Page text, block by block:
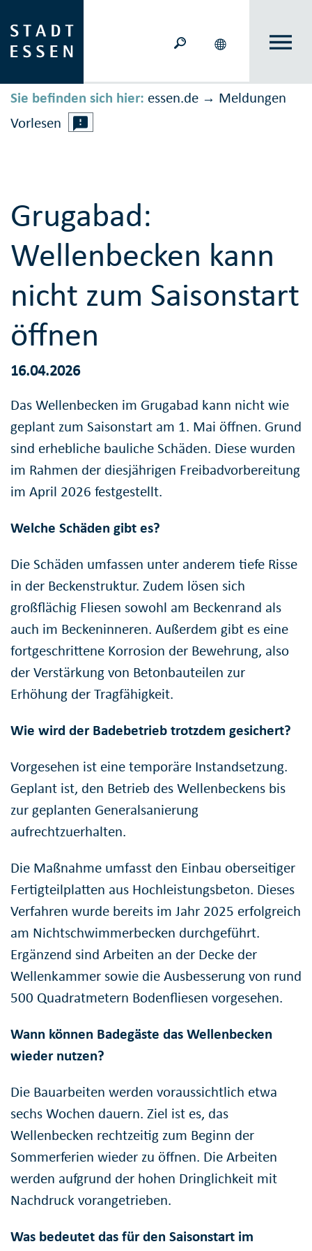
Sie befinden sich hier: essen.de → Meldungen
Vorlesen
Grugabad:
Wellenbecken kann
nicht zum Saisonstart
öffnen
16.04.2026
Das Wellenbecken im Grugabad kann nicht wie
geplant zum Saisonstart am 1. Mai öffnen. Grund
sind erhebliche bauliche Schäden. Diese wurden
im Rahmen der diesjährigen Freibadvorbereitung
im April 2026 festgestellt.
Welche Schäden gibt es?
Die Schäden umfassen unter anderem tiefe Risse
in der Beckenstruktur. Zudem lösen sich
großflächig Fliesen sowohl am Beckenrand als
auch im Beckeninneren. Außerdem gibt es eine
fortgeschrittene Korrosion der Bewehrung, also
der Verstärkung von Betonbauteilen zur
Erhöhung der Tragfähigkeit.
Wie wird der Badebetrieb trotzdem gesichert?
Vorgesehen ist eine temporäre Instandsetzung.
Geplant ist, den Betrieb des Wellenbeckens bis
zur geplanten Generalsanierung
aufrechtzuerhalten.
Die Maßnahme umfasst den Einbau oberseitiger
Fertigteilplatten aus Hochleistungsbeton. Dieses
Verfahren wurde bereits im Jahr 2025 erfolgreich
am Nichtschwimmerbecken durchgeführt.
Ergänzend sind Arbeiten an der Decke der
Wellenkammer sowie die Ausbesserung von rund
500 Quadratmetern Bodenfliesen vorgesehen.
Wann können Badegäste das Wellenbecken
wieder nutzen?
Die Bauarbeiten werden voraussichtlich etwa
sechs Wochen dauern. Ziel ist es, das
Wellenbecken rechtzeitig zum Beginn der
Sommerferien wieder zu öffnen. Die Arbeiten
werden aufgrund der hohen Dringlichkeit mit
Nachdruck vorangetrieben.
Was bedeutet das für den Saisonstart im